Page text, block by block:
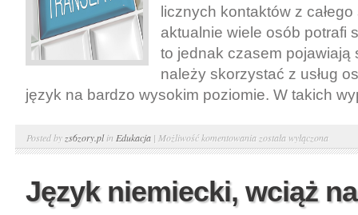
licznych kontaktów z
aktualnie wiele osób potrafi
to jednak czasem pojawiają
należy skorzystać z usług
język na bardzo wysokim poziomie. W takich
Posted by zs6zory.plin Edukacja | Możliwość komentowania Tłumacz
przysięgły
została wyłączona
Język niemiecki, wciąż